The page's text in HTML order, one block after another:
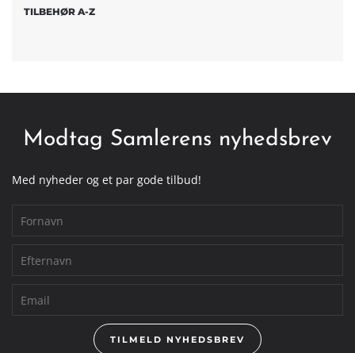
TILBEHØR A-Z
Modtag Samlerens nyhedsbrev
Med nyheder og et par gode tilbud!
TILMELD NYHEDSBREV